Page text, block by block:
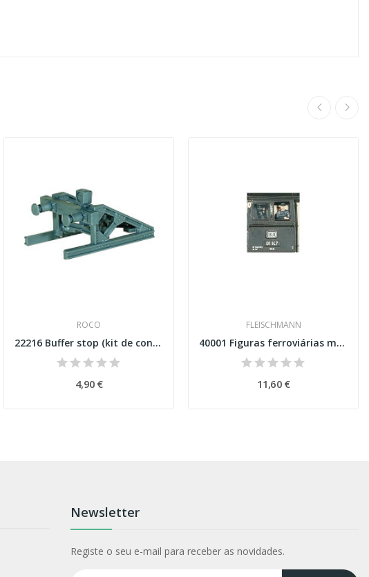
ROCO
22216 Buffer stop (kit de construção) Esc N
4,90 €
FLEISCHMANN
40001 Figuras ferroviárias maquinista e...
11,60 €
Newsletter
Registe o seu e-mail para receber as novidades.